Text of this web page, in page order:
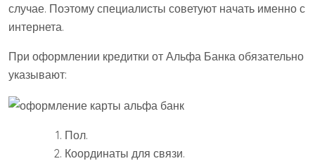
случае. Поэтому специалисты советуют начать именно с
интернета.
При оформлении кредитки от Альфа Банка обязательно
указывают:
Пол.
Координаты для связи.